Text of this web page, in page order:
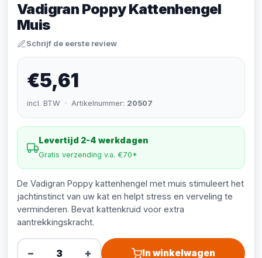
Vadigran Poppy Kattenhengel
Muis
Schrijf de eerste review
€5,61
incl. BTW · Artikelnummer: 20507
Levertijd 2-4 werkdagen
Gratis verzending v.a. €70*
De Vadigran Poppy kattenhengel met muis stimuleert het
jachtinstinct van uw kat en helpt stress en verveling te
verminderen. Bevat kattenkruid voor extra
aantrekkingskracht.
− + In winkelwagen